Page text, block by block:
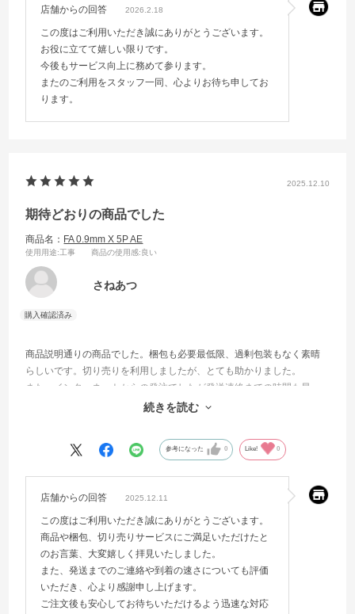
店舗からの回答 2026.2.18
この度はご利用いただき誠にありがとうございます。
お役に立てて嬉しい限りです。
今後もサービス向上に務めて参ります。
またのご利用をスタッフ一同、心よりお待ち申してお
ります。
2025.12.10
期待どおりの商品でした
商品名： FA 0.9mm X 5P AE
使用用途:工事 商品の使用感:良い
さねあつ
商品説明通りの商品でした。梱包も必要最低限、過剰包装もなく素晴
らしいです。切り売りを利用しましたが、とても助かりました。
また、インターネットからの発注でしたが発送連絡までの時間も早
く、到着も早かったです。とても力を入れているのだと感じました。
続きを読む
参考になった 0 Like! 0
店舗からの回答 2025.12.11
この度はご利用いただき誠にありがとうございます。
商品や梱包、切り売りサービスにご満足いただけたと
のお言葉、大変嬉しく拝見いたしました。
また、発送までのご連絡や到着の速さについても評価
いただき、心より感謝申し上げます。
ご注文後も安心してお待ちいただけるよう迅速な対応